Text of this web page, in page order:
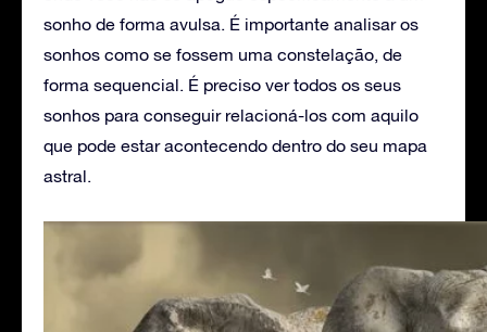
sonho de forma avulsa. É importante analisar os
sonhos como se fossem uma constelação, de
forma sequencial. É preciso ver todos os seus
sonhos para conseguir relacioná-los com aquilo
que pode estar acontecendo dentro do seu mapa
astral.